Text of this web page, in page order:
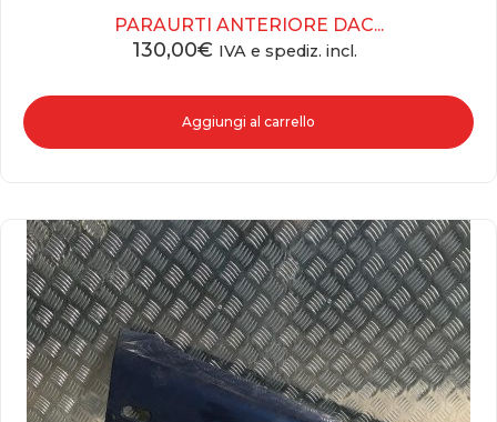
PARAURTI ANTERIORE DAC...
130,00€ IVA e spediz. incl.
Aggiungi al carrello